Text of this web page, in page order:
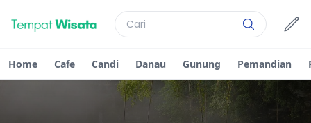
Home Cafe Candi Danau Gunung Pemandian